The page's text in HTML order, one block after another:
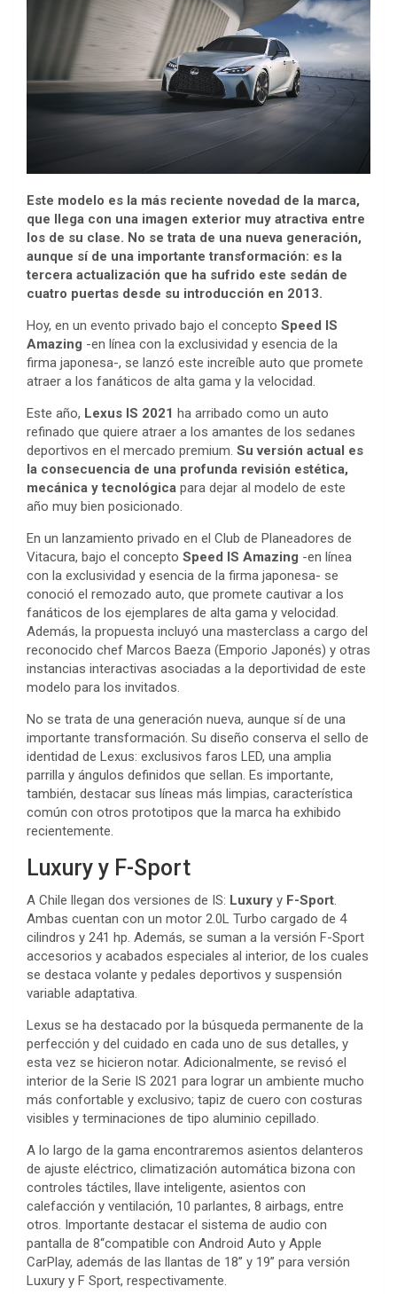
Este modelo es la más reciente novedad de la marca,
que llega con una imagen exterior muy atractiva entre
los de su clase. No se trata de una nueva generación,
aunque sí de una importante transformación: es la
tercera actualización que ha sufrido este sedán de
cuatro puertas desde su introducción en 2013.
Hoy, en un evento privado bajo el concepto Speed IS
Amazing -en línea con la exclusividad y esencia de la
firma japonesa-, se lanzó este increíble auto que promete
atraer a los fanáticos de alta gama y la velocidad.
Este año, Lexus IS 2021 ha arribado como un auto
refinado que quiere atraer a los amantes de los sedanes
deportivos en el mercado premium. Su versión actual es
la consecuencia de una profunda revisión estética,
mecánica y tecnológica para dejar al modelo de este
año muy bien posicionado.
En un lanzamiento privado en el Club de Planeadores de
Vitacura, bajo el concepto Speed IS Amazing -en línea
con la exclusividad y esencia de la firma japonesa- se
conoció el remozado auto, que promete cautivar a los
fanáticos de los ejemplares de alta gama y velocidad.
Además, la propuesta incluyó una masterclass a cargo del
reconocido chef Marcos Baeza (Emporio Japonés) y otras
instancias interactivas asociadas a la deportividad de este
modelo para los invitados.
No se trata de una generación nueva, aunque sí de una
importante transformación. Su diseño conserva el sello de
identidad de Lexus: exclusivos faros LED, una amplia
parrilla y ángulos definidos que sellan. Es importante,
también, destacar sus líneas más limpias, característica
común con otros prototipos que la marca ha exhibido
recientemente.
Luxury y F-Sport
A Chile llegan dos versiones de IS: Luxury y F-Sport.
Ambas cuentan con un motor 2.0L Turbo cargado de 4
cilindros y 241 hp. Además, se suman a la versión F-Sport
accesorios y acabados especiales al interior, de los cuales
se destaca volante y pedales deportivos y suspensión
variable adaptativa.
Lexus se ha destacado por la búsqueda permanente de la
perfección y del cuidado en cada uno de sus detalles, y
esta vez se hicieron notar. Adicionalmente, se revisó el
interior de la Serie IS 2021 para lograr un ambiente mucho
más confortable y exclusivo; tapiz de cuero con costuras
visibles y terminaciones de tipo aluminio cepillado.
A lo largo de la gama encontraremos asientos delanteros
de ajuste eléctrico, climatización automática bizona con
controles táctiles, llave inteligente, asientos con
calefacción y ventilación, 10 parlantes, 8 airbags, entre
otros. Importante destacar el sistema de audio con
pantalla de 8“compatible con Android Auto y Apple
CarPlay, además de las llantas de 18” y 19” para versión
Luxury y F Sport, respectivamente.